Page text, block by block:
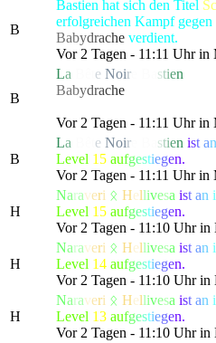
B
Bastien hat sich den Titel Sc
erfolgreichen Kampf gegen
Babydrache verdient.
Vor 2 Tagen - 11:11 Uhr in
B
La e Noir stien
Babydrache
Vor 2 Tagen - 11:11 Uhr in
B
La e Noir stien ist an
Level 15 aufgestiegen.
Vor 2 Tagen - 11:11 Uhr in
H
Naraveri ᛟ Hellivesa ist an i
Level 15 aufgestiegen.
Vor 2 Tagen - 11:10 Uhr in
H
Naraveri ᛟ Hellivesa ist an i
Level 14 aufgestiegen.
Vor 2 Tagen - 11:10 Uhr in
H
Naraveri ᛟ Hellivesa ist an i
Level 13 aufgestiegen.
Vor 2 Tagen - 11:10 Uhr in